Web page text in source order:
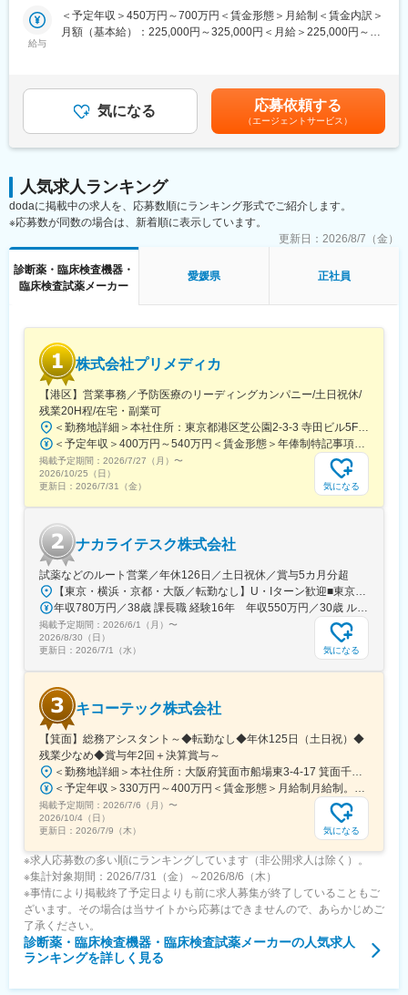
します。夜間/休日の対応は週単位でチームで当番制で行ってお
り、特定の人員が多くならないようにしています。また、当番や
入社後6か月間は東京本社での研修を予定しております。（遠方の
方は住居を手配します。）取り扱い製品数は多いですが、支店配
属後も先輩社員との同行を通して業務習得していただくため、業
す。
変更の範囲：会社の定める業務
記のような業務をお任せします。
・医療装置の保守 修理、点検等メンテナンス
に着けることで自然と対応が可能になりますのでご安心くださ
い。
スキルを備えたあとは土日や夜間（当番制）に呼び出し（月2, 3回
程度）はありますが、一次対応はコールセンターが行い、現場で
の対応が必要な場合のみ、出勤します。
また呼び出し手当、待機手当、時間外出勤手当などはしっかり完
こちらはスキルを備えられたことが確認できたのちに入ることに
なりますので、新人の内から対応を求められることはありませ
不明な点は本部アプリケーションエンジニアなどがいるため、最
初は専門的な知識はそこまで持っていなくても大丈夫です。
■研修制度：
各営業所の先輩社員とOJT形式で半年～1年程度かけて育成を行い
ます。過去にも未経験の方も多く入社していますのでご安心くだ
さい。
■長期的な就業可能：
自己都合の退職も3~5％と大手日系メーカーと同様に非常に長く
働ける環境です。
■キャリアパス：
機械だけでなく電気やITの知識も身に着けることができます。
エンジニアのキャリアパスは無限であり、社内公募制度によりサ
ービスマネージャーとして現場のマネジメント、本社工場での製
品開発・改良、サービス体制の仕組み作りなどキャリア構築が可
変更の範囲：会社の定める業務
給与
＜予定年収＞450万円～700万円＜賃金形態＞月給制＜賃金内訳＞
月額（基本給）：225,000円～325,000円＜月給＞225,000円～
までも目安の金額であり、選考を通じて上下する可能性がありま
す。賃金はあくまでも目安の金額であり、選考を通じて上下する
可能性があります。月給(月額)は固定手当を含めた表記です。
気になる 応募依頼する
（エージェントサービス）
人気求人ランキング
dodaに掲載中の求人を、応募数順にランキング形式でご紹介します。
※応募数が同数の場合は、新着順に表示しています。
更新日： 2026/8/7（金）
診断薬・臨床検査機器・
臨床検査試薬メーカー
愛媛県 正社員
株式会社プリメディカ
【港区】営業事務／予防医療のリーディングカンパニー/土日祝休/
残業20H程/在宅・副業可
＜勤務地詳細＞本社住所：東京都港区芝公園2-3-3 寺田ビル5F勤務地最寄駅：都営大江戸線／大門駅受動喫煙対策：屋内全面禁煙変更の範囲：会社の定める事業所（リモートワーク含む）
＜予定年収＞400万円～540万円＜賃金形態＞年俸制特記事項なし＜賃金内訳＞年額（基本給）：3,210,000円～4,653,360円固定残業手当/月：65,462円～112,220円（固定残業時間30時間0分/月）超過した時間外労働の残業手当は追加支給＜月額＞332,962円～500,000円（12分割）（一律手当を含む）＜昇給有無＞有＜残業手当＞有賃金はあくまでも目安の金額であり、選考を通じて上下する可能性があります。月給(月額)は固定手当を含めた表記です。
掲載予定期間： 2026/7/27（月） 〜
2026/10/25（日）
更新日： 2026/7/31（金） 気になる
ナカライテスク株式会社
試薬などのルート営業／年休126日／土日祝休／賞与5カ月分超
【東京・横浜・京都・大阪／転勤なし】U・Iターン歓迎■東京営業所東京都新宿区百人町2-19-13＜アクセス＞JR「新大久保駅」から徒歩6分■横浜営業所神奈川県横浜市中区太田町6-84-2 大樹生命横浜桜木町ビル1F＜アクセス＞横浜高速鉄道「馬車道駅」から徒歩3分JR「桜木町駅」から徒歩7分■本社営業所（京都市）京都市中京区二条通烏丸西入東玉屋町498＜アクセス＞地下鉄 烏丸線「烏丸御池駅」から徒歩5分■大阪営業所大阪府吹田市出口町4-1＜アクセス＞JR「吹田駅」から徒歩8分※原則、転居を伴う転勤はありません。※受動喫煙対策：屋内全面禁煙（屋上に喫煙スペースあり）
年収780万円／38歳 課長職 経験16年 年収550万円／30歳 ルート営業職 経験8年
掲載予定期間： 2026/6/1（月） 〜
2026/8/30（日）
更新日： 2026/7/1（水） 気になる
キコーテック株式会社
【箕面】総務アシスタント～◆転勤なし◆年休125日（土日祝）◆
残業少なめ◆賞与年2回＋決算賞与～
＜勤務地詳細＞本社住所：大阪府箕面市船場東3-4-17 箕面千里ビル6F勤務地最寄駅：阪急北大阪急行線／箕面船場阪大前駅受動喫煙対策：屋内全面禁煙変更の範囲：会社の定める事業所
＜予定年収＞330万円～400万円＜賃金形態＞月給制月給制。賞与年2回（4.5か月分）＋決算賞与。＜賃金内訳＞月額（基本給）：210,000円～255,000円＜月給＞210,000円～255,000円＜昇給有無＞有＜残業手当＞有＜給与補足＞賞与は年2回（4.5か月分）＋決算賞与あり。固定残業はなく、残業は実残業分すべて支給されます。賃金はあくまでも目安の金額であり、選考を通じて上下する可能性があります。月給(月額)は固定手当を含めた表記です。
掲載予定期間： 2026/7/6（月） 〜
2026/10/4（日）
更新日： 2026/7/9（木） 気になる
※求人応募数の多い順にランキングしています（非公開求人は除く）。
※集計対象期間：2026/7/31（金）～2026/8/6（木）
※事情により掲載終了予定日よりも前に求人募集が終了していることもご
ざいます。その場合は当サイトから応募はできませんので、あらかじめご
了承ください。
診断薬・臨床検査機器・臨床検査試薬メーカーの人気求人
ランキングを詳しく見る